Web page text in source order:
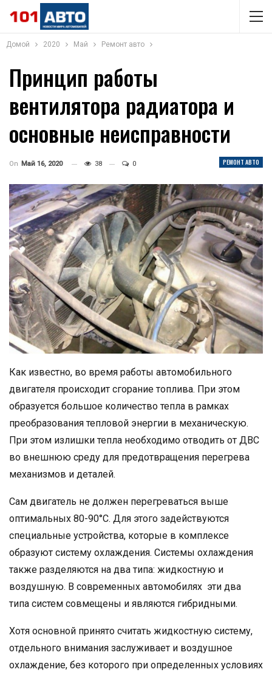
Домой 2020 Май Ремонт авто
Принцип работы
вентилятора радиатора и
основные неисправности
РЕМОНТ АВТО
On Май 16, 2020 38 0
Как известно, во время работы автомобильного
двигателя происходит сгорание топлива. При этом
образуется большое количество тепла в рамках
преобразования тепловой энергии в механическую.
При этом излишки тепла необходимо отводить от ДВС
во внешнюю среду для предотвращения перегрева
механизмов и деталей.
Сам двигатель не должен перегреваться выше
оптимальных 80-90°C. Для этого задействуются
специальные устройства, которые в комплексе
образуют систему охлаждения. Системы охлаждения
также разделяются на два типа: жидкостную и
воздушную. В современных автомобилях эти два
типа систем совмещены и являются гибридными.
Хотя основной принято считать жидкостную систему,
отдельного внимания заслуживает и воздушное
охлаждение, без которого при определенных условиях